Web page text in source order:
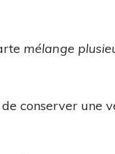
mélange
de conserver une